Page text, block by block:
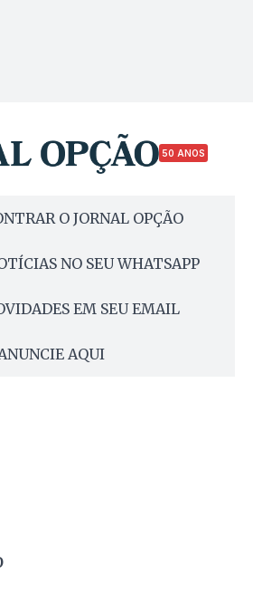
50 ANOS
O JORNAL OPÇÃO
NO SEU WHATSAPP
EM SEU EMAIL
AQUI